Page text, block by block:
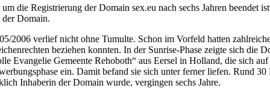
die Registrierung der Domain sex.eu nach sechs Jahren beendet
der Domain.
2006 verlief nicht ohne Tumulte. Schon im Vorfeld hatten
beziehen konnten. In der Sunrise-Phase zeigte sich die
Evangelie Gemeente Rehoboth“ aus Eersel in Holland, die sich
ein. Damit befand sie sich unter ferner liefen. Rund
Inhaberin der Domain wurde, vergingen sechs Jahre.